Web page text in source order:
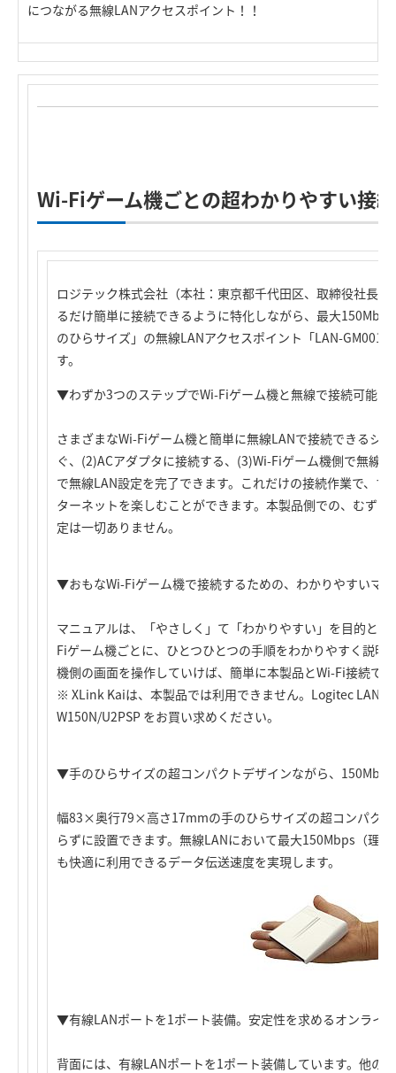
につながる無線LANアクセスポイント！！
Wi-Fiゲーム機ごとの超わかりやすい接
ロジテック株式会社（本社：東京都千代田区、取締役社長
るだけ簡単に接続できるように特化しながら、最大
のひらサイズ」の無線LANアクセスポイント「LAN-GM001/
す。
▼わずか3つのステップでWi-Fiゲーム機と無線で接続可能
さまざまなWi-Fiゲーム機と簡単に無線LANで接続できるシ
ぐ、(2)ACアダプタに接続する、(3)Wi-Fiゲーム機側で無線
で無線LAN設定を完了できます。これだけの接続作業で、
ターネットを楽しむことができます。本製品側での、むず
定は一切ありません。
▼おもなWi-Fiゲーム機で接続するための、わかりやすいマ
マニュアルは、「やさしく」て「わかりやすい」を目的と
Fiゲーム機ごとに、ひとつひとつの手順をわかりやすく説明
機側の画面を操作していけば、簡単に本製品とWi-Fi接続で
※ XLink Kaiは、本製品では利用できません。Logitec LAN-
W150N/U2PSP をお買い求めください。
▼手のひらサイズの超コンパクトデザインながら、
幅83×奥行79×高さ17mmの手のひらサイズの超コンパク
らずに設置できます。無線LANにおいて最大150Mbps（理
も快適に利用できるデータ伝送速度を実現します。
▼有線LANポートを1ポート装備。安定性を求めるオンライ
背面には、有線LANポートを1ポート装備しています。他の